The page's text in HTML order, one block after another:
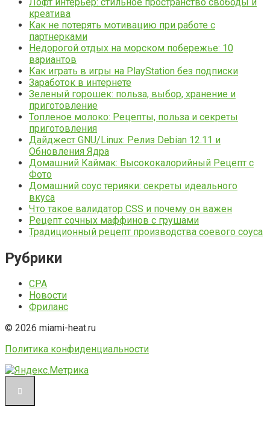
креатива
Как не потерять мотивацию при работе с
партнерками
Недорогой отдых на морском побережье: 10
вариантов
Как играть в игры на PlayStation без подписки
Заработок в интернете
Зеленый горошек: польза, выбор, хранение и
приготовление
Топленое молоко: Рецепты, польза и секреты
приготовления
Дайджест GNU/Linux: Релиз Debian 12.11 и
Обновления Ядра
Домашний Каймак: Высококалорийный Рецепт с
Фото
Домашний соус терияки: секреты идеального
вкуса
Что такое валидатор CSS и почему он важен
Рецепт сочных маффинов с грушами
Традиционный рецепт производства соевого соуса
Рубрики
CPA
Новости
Фриланс
© 2026 miami-heat.ru
Политика конфиденциальности